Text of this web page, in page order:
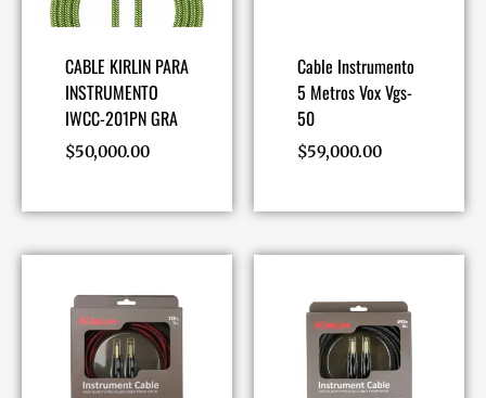
CABLE KIRLIN PARA
INSTRUMENTO
IWCC-201PN GRA
$50,000.00
Cable Instrumento
5 Metros Vox Vgs-
50
$59,000.00